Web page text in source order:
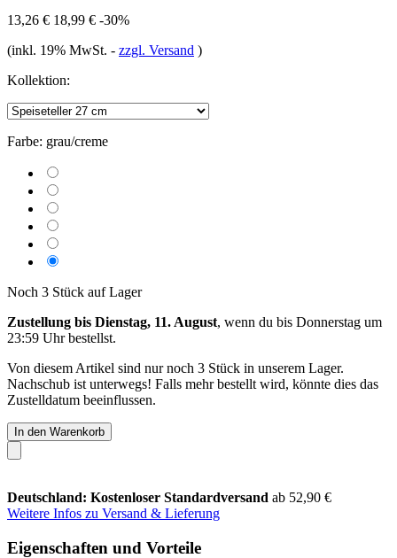
13,26 € 18,99 € -30%
(inkl. 19% MwSt. - zzgl. Versand )
Kollektion:
Farbe: grau/creme
Noch 3 Stück auf Lager
Zustellung bis Dienstag, 11. August, wenn du bis Donnerstag um
23:59 Uhrbestellst.
Von diesem Artikel sind nur noch 3 Stück in unserem Lager.
Nachschub ist unterwegs! Falls mehr bestellt wird, könnte dies das
Zustelldatum beeinflussen.
In den Warenkorb
Deutschland: Kostenloser Standardversand ab 52,90 €
Weitere Infos zu Versand & Lieferung
Eigenschaften und Vorteile